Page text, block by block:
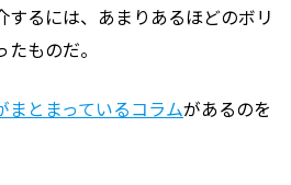
するには、あまりあるほどのボリ
ものだ。
まとまっているコラムがあるのを